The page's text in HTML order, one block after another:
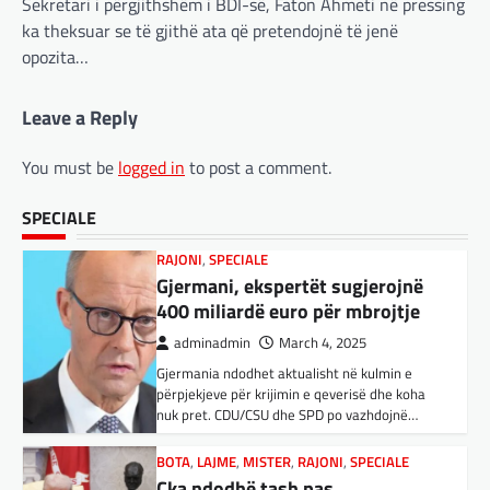
ka theksuar se të gjithë ata që pretendojnë të jenë
opozita…
Leave a Reply
You must be logged in to post a comment.
SPECIALE
Gjermani, ekspertët sugjerojnë
400 miliardë euro për mbrojtje
ndërprerjes së ndihmës
ushtarake për Ukrainën nga
Trump
adminadmin March 4, 2025
Pas takimit të liderëve evropianë në Londër,
francezët dhe britanikët kanë hartuar një
plan paqeje për luftën në Ukrainë, të…
MË TË FUNDIT,MISTER,RAJONI,SPECIALE
TOP
inteligjencës artificiale (AI). Përparimi i
aplikacionit kinez…
kanë shkundur Europën
Nga Preç Zogaj Me rikthimin e bujshëm në
Shtëpinë e Bardhë, Presidenti Tramp po e
trondit status-quonë ndërkombëtare të
miqësive,…
FUN,KULTURË, LAJME,MISTER,OPINIONE
SPECIALE
Kuvendi i Lezhës dhe konteksti
aktual gjeopolitik i shqiptarëve
Kuvendi i Lezhës i vitit 1444 është një ngjarje